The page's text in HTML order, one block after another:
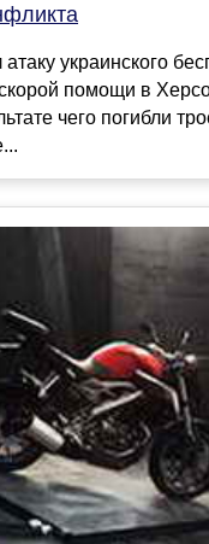
украинского
помощи в
чего погибли